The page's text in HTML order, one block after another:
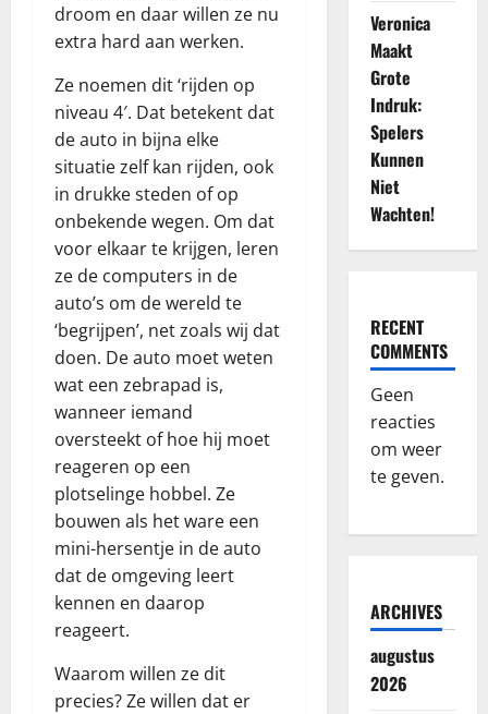
droom en daar willen ze nu
extra hard aan werken.
Ze noemen dit ‘rijden op
niveau 4′. Dat betekent dat
de auto in bijna elke
situatie zelf kan rijden, ook
in drukke steden of op
onbekende wegen. Om dat
voor elkaar te krijgen, leren
ze de computers in de
auto’s om de wereld te
‘begrijpen’, net zoals wij dat
doen. De auto moet weten
wat een zebrapad is,
wanneer iemand
oversteekt of hoe hij moet
reageren op een
plotselinge hobbel. Ze
bouwen als het ware een
mini-hersentje in de auto
dat de omgeving leert
kennen en daarop
reageert.
Waarom willen ze dit
precies? Ze willen dat er
Veronica
Maakt
Grote
Indruk:
Spelers
Kunnen
Niet
Wachten!
RECENT
COMMENTS
Geen
reacties
om weer
te geven.
ARCHIVES
augustus
2026